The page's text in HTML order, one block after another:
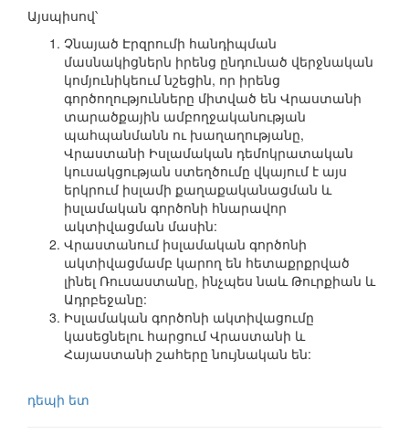
Այսպիսով՝
Չնայած Էրզրումի հանդիպման
մասնակիցներն իրենց ընդունած վերջնական
կոմյունիկեում նշեցին, որ իրենց
գործողությունները միտված են Վրաստանի
տարածքային ամբողջականության
պահպանմանն ու խաղաղությանը,
Վրաստանի Իսլամական դեմոկրատական
կուսակցության ստեղծումը վկայում է այս
երկրում իսլամի քաղաքականացման և
իսլամական գործոնի հնարավոր
ակտիվացման մասին:
Վրաստանում իսլամական գործոնի
ակտիվացմամբ կարող են հետաքրքրված
լինել Ռուսաստանը, ինչպես նաև Թուրքիան և
Ադրբեջանը:
Իսլամական գործոնի ակտիվացումը
կասեցնելու հարցում Վրաստանի և
Հայաստանի շահերը նույնական են:
դեպի ետ